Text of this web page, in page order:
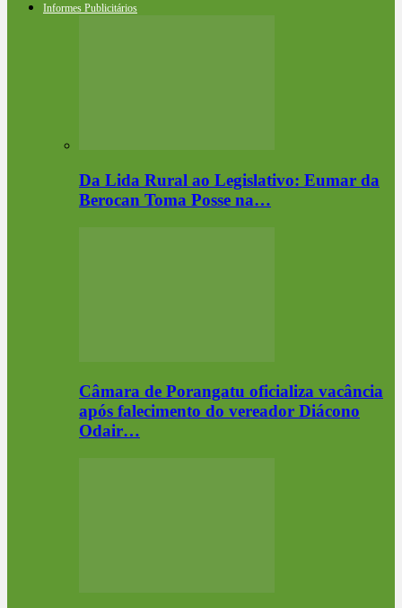
Informes Publicitários
Da Lida Rural ao Legislativo: Eumar da
Berocan Toma Posse na…
Câmara de Porangatu oficializa vacância
após falecimento do vereador Diácono
Odair…